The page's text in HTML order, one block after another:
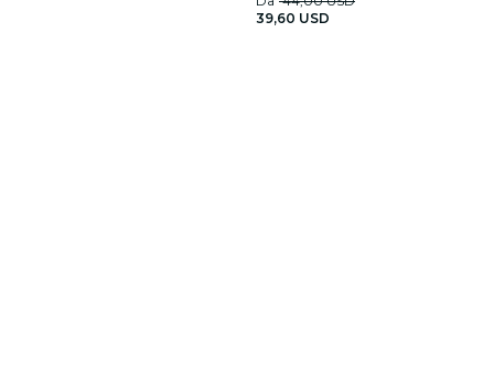
39,60 USD